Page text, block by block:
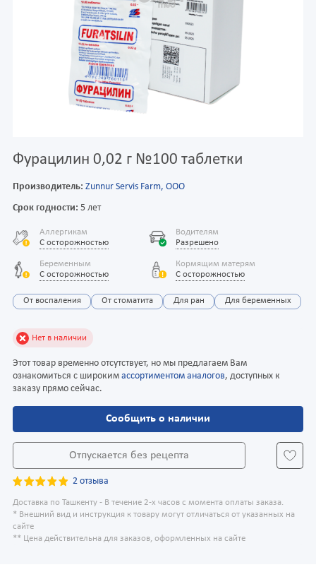
Фурацилин 0,02 г №100 таблетки
Производитель: Zunnur Servis Farm, ООО
Срок годности: 5 лет
Аллергикам
С осторожностью
Водителям
Разрешено
Беременным
С осторожностью
Кормящим матерям
С осторожностью
От воспаления От стоматита Для ран Для беременных
Нет в наличии
Этот товар временно отсутствует, но мы предлагаем Вам
ознакомиться с широким ассортиментом аналогов, доступных к
заказу прямо сейчас.
Сообщить о наличии
Отпускается без рецепта
2 отзыва
Доставка по Ташкенту - В течение 2-х часов с момента оплаты заказа.
* Внешний вид и инструкция к товару могут отличаться от указанных на
сайте
** Цена действительна для заказов, оформленных на сайте